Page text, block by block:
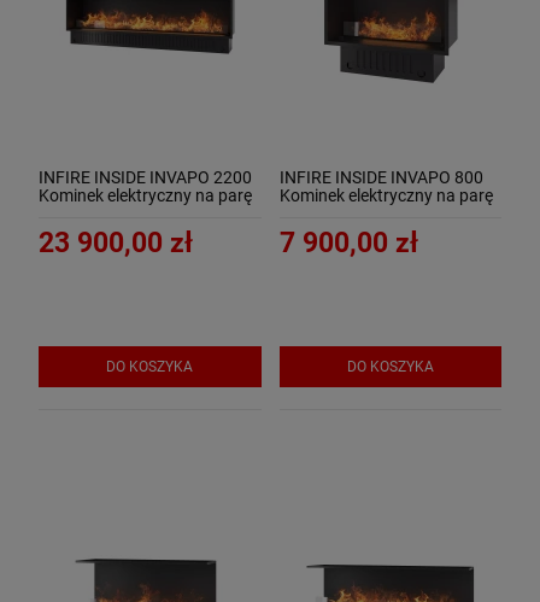
INFIRE INSIDE INVAPO 2200
Kominek elektryczny na parę
23 900,00 zł
DO KOSZYKA
INFIRE INSIDE INVAPO 800
Kominek elektryczny na parę
7 900,00 zł
DO KOSZYKA